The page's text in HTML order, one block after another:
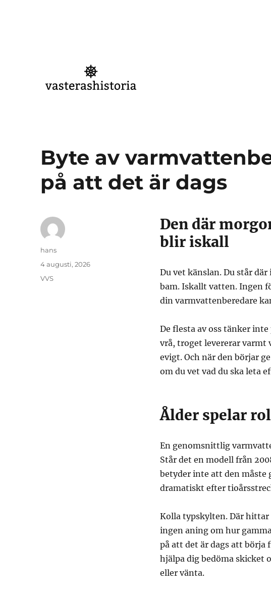
Byte av
på att det är dags
Den där
blir iskall
Du vet känslan. Du står
bam. Iskallt vatten. Ingen
din varmvattenberedare
De flesta av oss tänker
vrå, troget levererar varmt
evigt. Och när den börjar
om du vet vad du ska leta
Ålder spelar
En genomsnittlig
Står det en modell från
betyder inte att den måste
dramatiskt efter
Kolla typskylten. Där
ingen aning om hur
på att det är dags att börja
hjälpa dig bedöma skicket
eller vänta.
Författare
hans
Publicerat
4 augusti, 2026
Kategorier
VVS